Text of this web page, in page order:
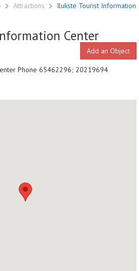
Attractions
Ilukste Tourist Information
Center
Add an Object
Phone 65462296; 20219694